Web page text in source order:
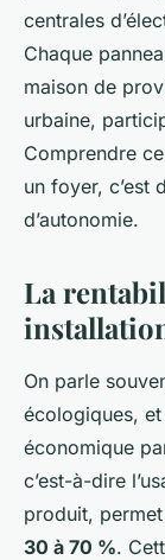
Joséphine •08/
centrales
Chaque
maison de
urbaine,
Comprendre
un foyer, c’est
d’autonomie.
La
On parle
écologiques,
économique
c’est-à-dire
produit,
30 à 70 %.